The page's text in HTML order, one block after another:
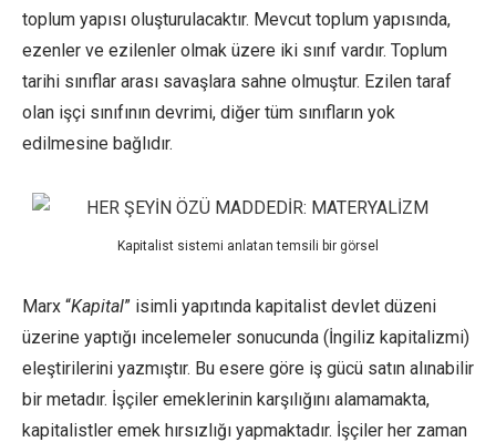
toplum yapısı oluşturulacaktır. Mevcut toplum yapısında,
ezenler ve ezilenler olmak üzere iki sınıf vardır. Toplum
tarihi sınıflar arası savaşlara sahne olmuştur. Ezilen taraf
olan işçi sınıfının devrimi, diğer tüm sınıfların yok
edilmesine bağlıdır.
Kapitalist sistemi anlatan temsili bir görsel
Marx “Kapital” isimli yapıtında kapitalist devlet düzeni
üzerine yaptığı incelemeler sonucunda (İngiliz kapitalizmi)
eleştirilerini yazmıştır. Bu esere göre iş gücü satın alınabilir
bir metadır. İşçiler emeklerinin karşılığını alamamakta,
kapitalistler emek hırsızlığı yapmaktadır. İşçiler her zaman